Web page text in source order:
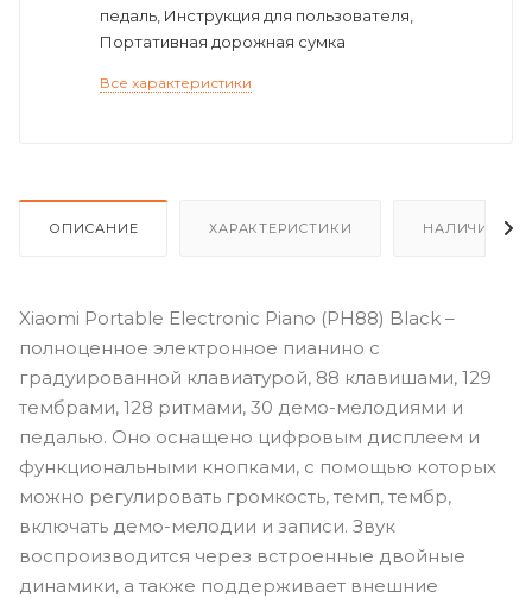
педаль, Инструкция для пользователя,
Портативная дорожная сумка
Все характеристики
ОПИСАНИЕ ХАРАКТЕРИСТИКИ НАЛИЧИЕ
Xiaomi Portable Electronic Piano (PH88) Black –
полноценное электронное пианино с
градуированной клавиатурой, 88 клавишами, 129
тембрами, 128 ритмами, 30 демо-мелодиями и
педалью. Оно оснащено цифровым дисплеем и
функциональными кнопками, с помощью которых
можно регулировать громкость, темп, тембр,
включать демо-мелодии и записи. Звук
воспроизводится через встроенные двойные
динамики, а также поддерживает внешние